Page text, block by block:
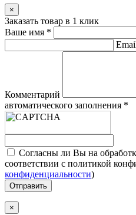
×
Заказать товар в 1 клик
Ваше имя *
Комментарий
автоматического заполнения *
Согласны ли Вы на
соответствии с политикой
конфиденциальности)
Отправить
×